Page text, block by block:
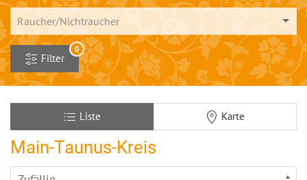
Raucher/Nichtraucher
Filter
0
Liste Karte
Main-Taunus-Kreis